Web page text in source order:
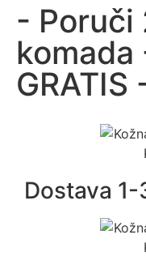
- Poruči
komada
GRATIS
Dostava